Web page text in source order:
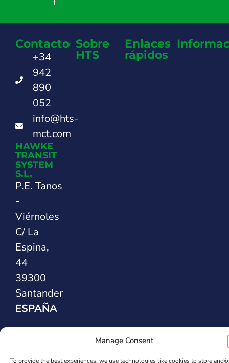
Manage Consent
To provide the best experiences, we use technologies like cookies to store and/
Contacto
+34
942
890
052
info@hts-
mct.com
HAWKE
TRANSIT
SYSTEM
S.L.
P.E. Tanos
-
Viérnoles
C/ La
Espina,
44
39300
Santander
ESPAÑA
Sobre
HTS
Enlaces
rápidos
Safety Sealing
Solutions